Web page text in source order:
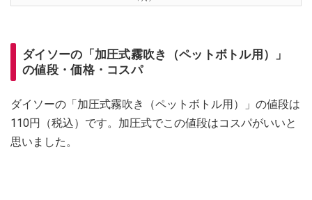
ダイソーの「加圧式霧吹き（ペットボトル用）」
の値段・価格・コスパ
ダイソーの「加圧式霧吹き（ペットボトル用）」の値段は
110円（税込）です。加圧式でこの値段はコスパがいいと
思いました。